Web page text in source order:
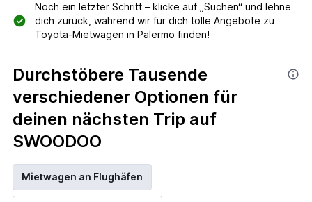
Noch ein letzter Schritt – klicke auf „Suchen“ und lehne
dich zurück, während wir für dich tolle Angebote zu
Toyota-Mietwagen in Palermo finden!
Durchstöbere Tausende
verschiedener Optionen für
deinen nächsten Trip auf
SWOODOO
Mietwagen an Flughäfen